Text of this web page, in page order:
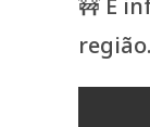
🚧 É
região.